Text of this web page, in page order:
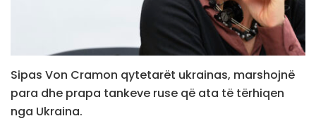
Sipas Von Cramon qytetarët ukrainas, marshojnë
para dhe prapa tankeve ruse që ata të tërhiqen
nga Ukraina.